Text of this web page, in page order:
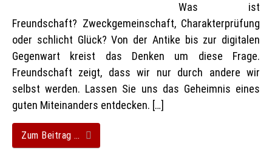
Was ist
Freundschaft? Zweckgemeinschaft, Charakterprüfung
oder schlicht Glück? Von der Antike bis zur digitalen
Gegenwart kreist das Denken um diese Frage.
Freundschaft zeigt, dass wir nur durch andere wir
selbst werden. Lassen Sie uns das Geheimnis eines
guten Miteinanders entdecken. […]
Zum Beitrag …